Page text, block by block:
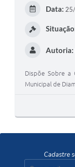
Data:
Autoria:
Dispõe Sobre a
Municipal de
Cadastre